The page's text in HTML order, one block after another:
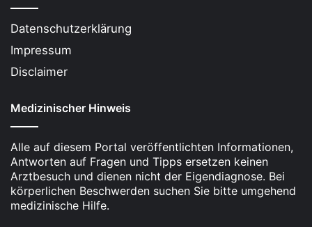
Wochen
Abhängigkeitzu entwickeln.
DieLangzeitfolgen
umfassen schwerwiegende gesundheitliche
emotionale Abstumpfung
Obwohl
Schlafstörungen eingesetzt werden, sind nicht
alle antidepressiv wirkenden Medikamentemit
einemAbhängigkeitspotenzialverbunden.
Einige wirken
Datenschutzerklärung
Impressum
Disclaimer
Medizinischer Hinweis
Alle auf diesem Portal veröffentlichten Informationen,
Antworten auf Fragen und Tipps ersetzen keinen
Arztbesuch und dienen nicht der Eigendiagnose. Bei
körperlichen Beschwerden suchen Sie bitte umgehend
medizinische Hilfe.